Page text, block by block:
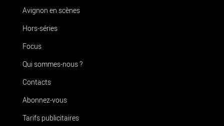
Avignon en scènes
Hors-séries
Focus
Qui sommes-nous ?
Contacts
Abonnez-vous
Tarifs publicitaires